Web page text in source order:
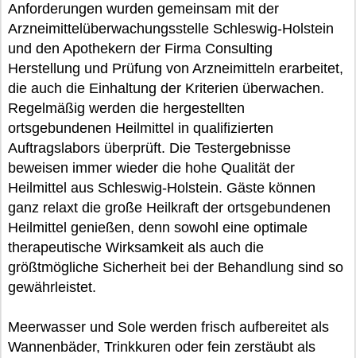
Anforderungen wurden gemeinsam mit der
Arzneimittelüberwachungsstelle Schleswig-Holstein
und den Apothekern der Firma Consulting
Herstellung und Prüfung von Arzneimitteln erarbeitet,
die auch die Einhaltung der Kriterien überwachen.
Regelmäßig werden die hergestellten
ortsgebundenen Heilmittel in qualifizierten
Auftragslabors überprüft. Die Testergebnisse
beweisen immer wieder die hohe Qualität der
Heilmittel aus Schleswig-Holstein. Gäste können
ganz relaxt die große Heilkraft der ortsgebundenen
Heilmittel genießen, denn sowohl eine optimale
therapeutische Wirksamkeit als auch die
größtmögliche Sicherheit bei der Behandlung sind so
gewährleistet.
Meerwasser und Sole werden frisch aufbereitet als
Wannenbäder, Trinkkuren oder fein zerstäubt als